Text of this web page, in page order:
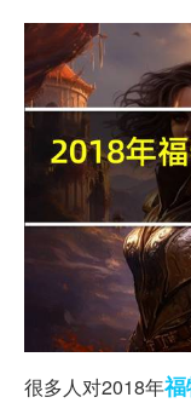
很多人对2018年